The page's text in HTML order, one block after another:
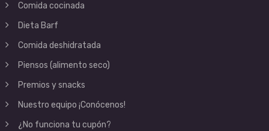
Comida cocinada
Dieta Barf
Comida deshidratada
Piensos (alimento seco)
Premios y snacks
Nuestro equipo ¡Conócenos!
¿No funciona tu cupón?